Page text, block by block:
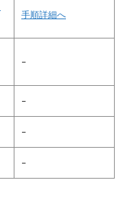
手順詳細へ
–
–
–
–